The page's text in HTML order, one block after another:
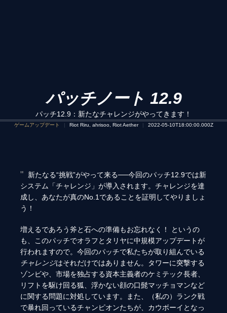
パッチノート 12.9
パッチ12.9：新たなチャレンジがやってきます！
ゲームアップデート Riot Riru, ahrisoo, Riot Aether 2022-05-10T18:00:00.000Z
新たなる“挑戦”がやって来る──今回のパッチ12.9では新
システム「チャレンジ」が導入されます。チャレンジを達
成し、あなたが真のNo.1であることを証明してやりましょ
う！
増えるであろう斧と石への準備もお忘れなく！ というの
も、このパッチでオラフとタリヤに中規模アップデートが
行われますので。今回のパッチで私たちが取り組んでいる
チャレンジはそれだけではありません。タワーに突撃する
ゾンビや、市場を独占する資本主義者のケミテック長者、
リフトを駆け回る狐、浮かない顔の口髭マッチョマンなど
に関する問題に対処しています。また、（私の）ランク戦
で暴れ回っているチャンピオンたちが、カウボーイとなっ